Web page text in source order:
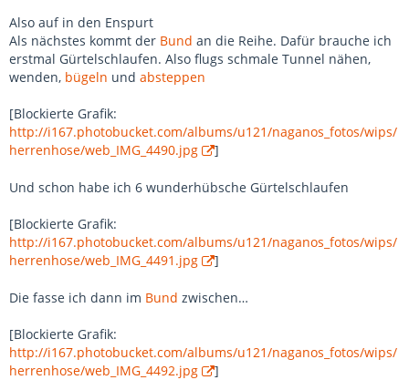
Also auf in den Enspurt
Als nächstes kommt der Bund an die Reihe. Dafür brauche ich
erstmal Gürtelschlaufen. Also flugs schmale Tunnel nähen,
wenden, bügeln und absteppen
[Blockierte Grafik:
http://i167.photobucket.com/albums/u121/naganos_fotos/wips/
herrenhose/web_IMG_4490.jpg
]
Und schon habe ich 6 wunderhübsche Gürtelschlaufen
[Blockierte Grafik:
http://i167.photobucket.com/albums/u121/naganos_fotos/wips/
herrenhose/web_IMG_4491.jpg
]
Die fasse ich dann im Bund zwischen…
[Blockierte Grafik:
http://i167.photobucket.com/albums/u121/naganos_fotos/wips/
herrenhose/web_IMG_4492.jpg
]